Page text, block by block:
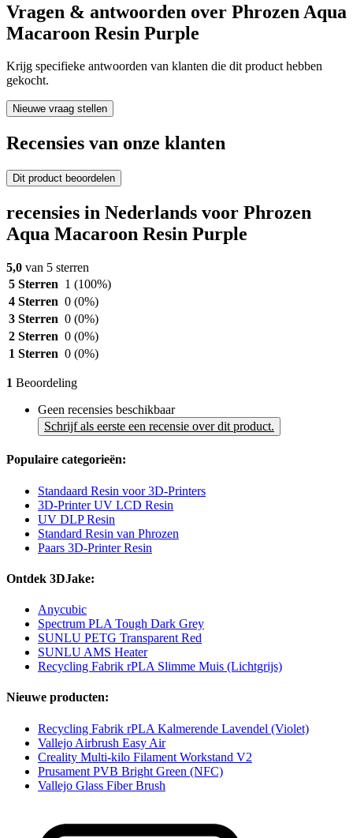
Vragen & antwoorden over Phrozen Aqua
Macaroon Resin Purple
Krijg specifieke antwoorden van klanten die dit product hebben
gekocht.
Nieuwe vraag stellen
Recensies van onze klanten
Dit product beoordelen
recensies in Nederlands voor Phrozen
Aqua Macaroon Resin Purple
5,0 van 5 sterren
5 Sterren 1 (100%)
4 Sterren 0 (0%)
3 Sterren 0 (0%)
2 Sterren 0 (0%)
1 Sterren 0 (0%)
1 Beoordeling
Geen recensies beschikbaar
Schrijf als eerste een recensie over dit product.
Populaire categorieën:
Standaard Resin voor 3D-Printers
3D-Printer UV LCD Resin
UV DLP Resin
Standard Resin van Phrozen
Paars 3D-Printer Resin
Ontdek 3DJake:
Anycubic
Spectrum PLA Tough Dark Grey
SUNLU PETG Transparent Red
SUNLU AMS Heater
Recycling Fabrik rPLA Slimme Muis (Lichtgrijs)
Nieuwe producten:
Recycling Fabrik rPLA Kalmerende Lavendel (Violet)
Vallejo Airbrush Easy Air
Creality Multi-kilo Filament Workstand V2
Prusament PVB Bright Green (NFC)
Vallejo Glass Fiber Brush